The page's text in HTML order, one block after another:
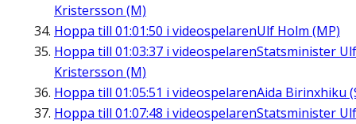
Kristersson (M)
Hoppa till 01:01:50 i videospelarenUlf Holm (MP)
Hoppa till 01:03:37 i videospelarenStatsminister Ulf
Kristersson (M)
Hoppa till 01:05:51 i videospelarenAida Birinxhiku
Hoppa till 01:07:48 i videospelarenStatsminister Ulf